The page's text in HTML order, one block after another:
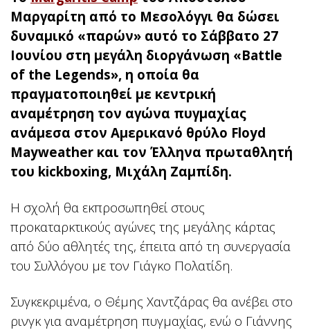
Μαργαρίτη από το Μεσολόγγι θα δώσει
δυναμικό «παρών» αυτό το Σάββατο 27
Ιουνίου στη μεγάλη διοργάνωση «Battle
of the Legends», η οποία θα
πραγματοποιηθεί με κεντρική
αναμέτρηση τον αγώνα πυγμαχίας
ανάμεσα στον Αμερικανό θρύλο Floyd
Mayweather και τον Έλληνα πρωταθλητή
του kickboxing, Μιχάλη Ζαμπίδη.
Η σχολή θα εκπροσωπηθεί στους
προκαταρκτικούς αγώνες της μεγάλης κάρτας
από δύο αθλητές της, έπειτα από τη συνεργασία
του Συλλόγου με τον Γιάγκο Πολατίδη.
Συγκεκριμένα, ο Θέμης Χαντζάρας θα ανέβει στο
ρινγκ για αναμέτρηση πυγμαχίας, ενώ ο Γιάννης